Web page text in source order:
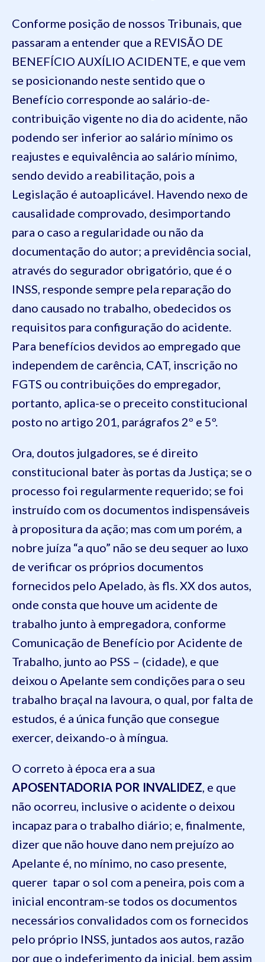
Conforme posição de nossos Tribunais, que
passaram a entender que a REVISÃO DE
BENEFÍCIO AUXÍLIO ACIDENTE, e que vem
se posicionando neste sentido que o
Benefício corresponde ao salário-de-
contribuição vigente no dia do acidente, não
podendo ser inferior ao salário mínimo os
reajustes e equivalência ao salário mínimo,
sendo devido a reabilitação, pois a
Legislação é autoaplicável. Havendo nexo de
causalidade comprovado, desimportando
para o caso a regularidade ou não da
documentação do autor; a previdência social,
através do segurador obrigatório, que é o
INSS, responde sempre pela reparação do
dano causado no trabalho, obedecidos os
requisitos para configuração do acidente.
Para benefícios devidos ao empregado que
independem de carência, CAT, inscrição no
FGTS ou contribuições do empregador,
portanto, aplica-se o preceito constitucional
posto no artigo 201, parágrafos 2º e 5º.
Ora, doutos julgadores, se é direito
constitucional bater às portas da Justiça; se o
processo foi regularmente requerido; se foi
instruído com os documentos indispensáveis
à propositura da ação; mas com um porém, a
nobre juíza “a quo” não se deu sequer ao luxo
de verificar os próprios documentos
fornecidos pelo Apelado, às fls. XX dos autos,
onde consta que houve um acidente de
trabalho junto à empregadora, conforme
Comunicação de Benefício por Acidente de
Trabalho, junto ao PSS – (cidade), e que
deixou o Apelante sem condições para o seu
trabalho braçal na lavoura, o qual, por falta de
estudos, é a única função que consegue
exercer, deixando-o à míngua.
O correto à época era a sua
APOSENTADORIA POR INVALIDEZ , e que
não ocorreu, inclusive o acidente o deixou
incapaz para o trabalho diário; e, finalmente,
dizer que não houve dano nem prejuízo ao
Apelante é, no mínimo, no caso presente,
querer tapar o sol com a peneira, pois com a
inicial encontram-se todos os documentos
necessários convalidados com os fornecidos
pelo próprio INSS, juntados aos autos, razão
por que o indeferimento da inicial, bem assim